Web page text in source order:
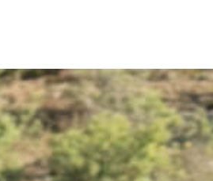
Контакты ENG GR